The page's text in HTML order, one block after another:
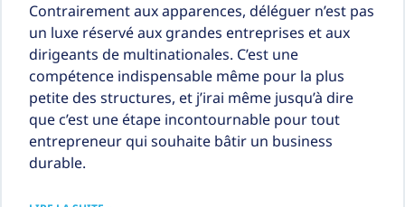
Contrairement aux apparences, déléguer n’est pas
un luxe réservé aux grandes entreprises et aux
dirigeants de multinationales. C’est une
compétence indispensable même pour la plus
petite des structures, et j’irai même jusqu’à dire
que c’est une étape incontournable pour tout
entrepreneur qui souhaite bâtir un business
durable.